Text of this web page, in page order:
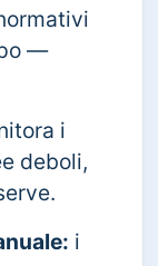
—
i
deboli,
i